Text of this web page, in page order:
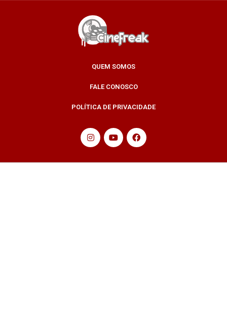
QUEM SOMOS
FALE CONOSCO
POLÍTICA DE PRIVACIDADE